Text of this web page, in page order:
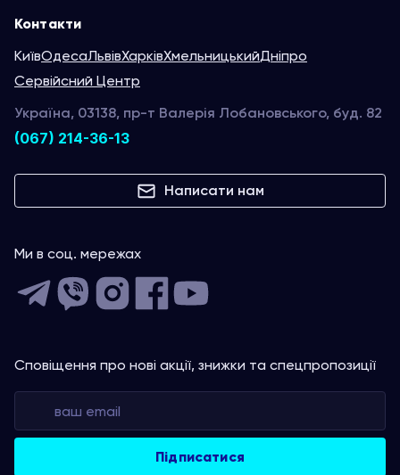
Контакти
КиївОдесаЛьвівХарківХмельницькийДніпро
Сервійсний Центр
Україна, 03138, пр-т Валерія Лобановського, буд. 82
(067) 214-36-13
Написати нам
Ми в соц. мережах
Сповіщення про нові акції, знижки та спецпропозиції